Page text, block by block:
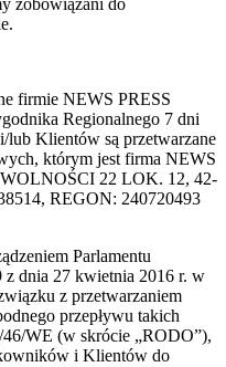
zobowiązani do
firmie NEWS PRESS
Regionalnego 7 dni
Klientów są przetwarzane
którym jest firma NEWS
22 LOK. 12, 42-
REGON: 240720493
Parlamentu
dnia 27 kwietnia 2016 r. w
z przetwarzaniem
przepływu takich
WE (w skrócie „RODO”),
i Klientów do